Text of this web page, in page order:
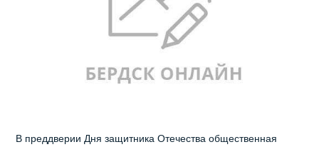
В преддверии Дня защитника Отечества общественная